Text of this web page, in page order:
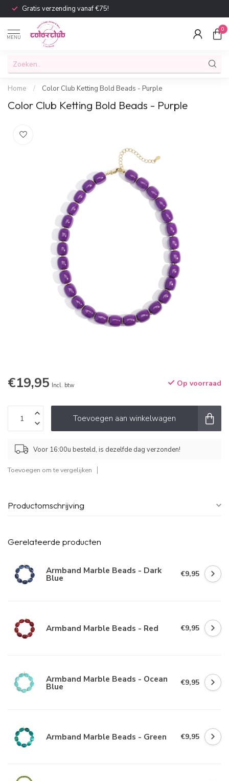
Gratis verzending vanaf €75!
MENU
0
Home / Color Club Ketting Bold Beads - Purple
Color Club Ketting Bold Beads - Purple
€19,95 Incl. btw Op voorraad
Toevoegen aan winkelwagen
Voor 16:00u besteld, is dezelfde dag verzonden!
Toevoegen om te vergelijken
Productomschrijving
Gerelateerde producten
Armband Marble Beads - Dark
Blue €9,95
Armband Marble Beads - Red €9,95
Armband Marble Beads - Ocean
Blue €9,95
Armband Marble Beads - Green €9,95